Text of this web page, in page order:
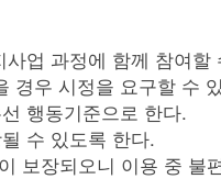
업 과정에 함께 참여할
경우 시정을 요구할 수
행동기준으로 한다.
수 있도록 한다.
보장되오니 이용 중